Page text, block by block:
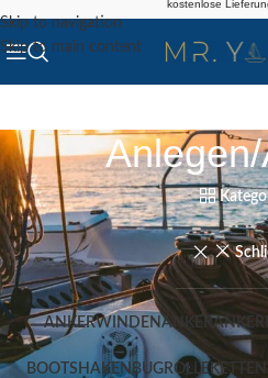
Skip to navigation
Skip to main content
kostenlose
ANKERWINDEN ANKER
BOOTSHAKENBUGROLLE